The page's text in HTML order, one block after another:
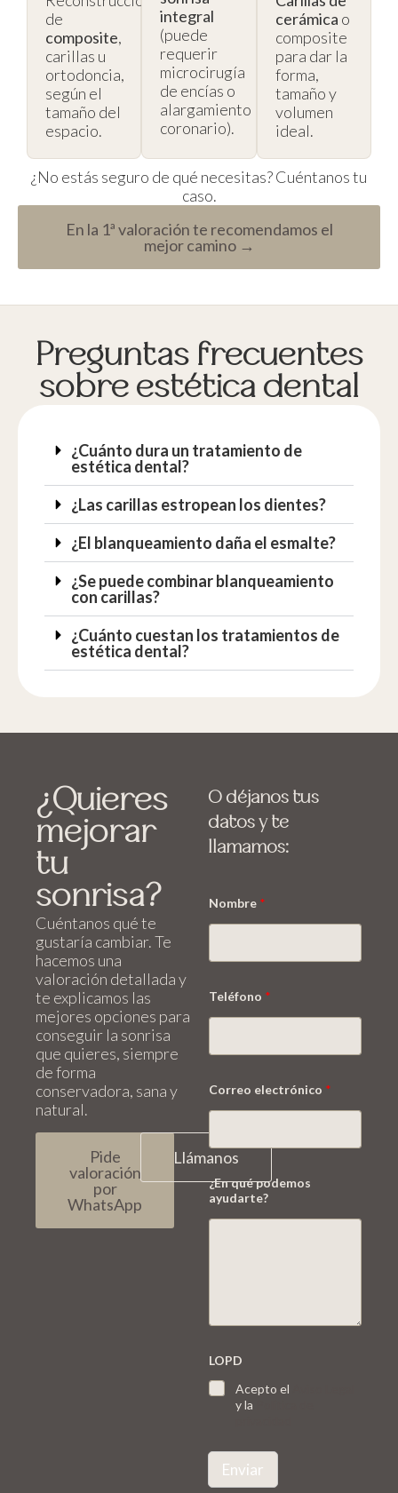
de
composite,
carillas u
ortodoncia,
según el
tamaño del
espacio.
integral
(puede
requerir
microcirugía
de encías o
alargamiento
coronario).
cerámica o
composite
para dar la
forma,
tamaño y
volumen
ideal.
¿No estás seguro de qué necesitas? Cuéntanos tu
caso.
En la 1ª valoración te recomendamos el
mejor camino →
Preguntas frecuentes
sobre estética dental
¿Cuánto dura un tratamiento de
estética dental?
¿Las carillas estropean los dientes?
¿El blanqueamiento daña el esmalte?
¿Se puede combinar blanqueamiento
con carillas?
¿Cuánto cuestan los tratamientos de
estética dental?
¿Quieres
mejorar
tu
sonrisa?
Cuéntanos qué te
gustaría cambiar. Te
hacemos una
valoración detallada y
te explicamos las
mejores opciones para
conseguir la sonrisa
que quieres, siempre
de forma
conservadora, sana y
natural.
Pide
valoración
por
WhatsApp
Llámanos
O déjanos tus
datos y te
llamamos:
Nombre *
o
e
u
u
é
Teléfono *
Correo electrónico *
¿En qué podemos
ayudarte?
LOPD
Acepto el
y la
Enviar